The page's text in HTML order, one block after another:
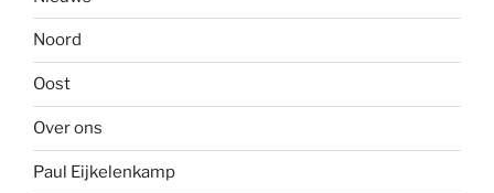
Noord
Oost
Over ons
Paul Eijkelenkamp